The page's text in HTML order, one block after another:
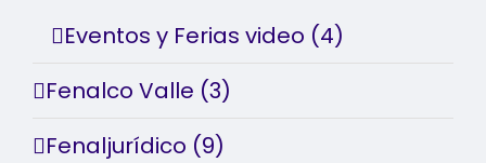
Eventos y Ferias video (4)
Fenalco Valle (3)
Fenaljurídico (9)